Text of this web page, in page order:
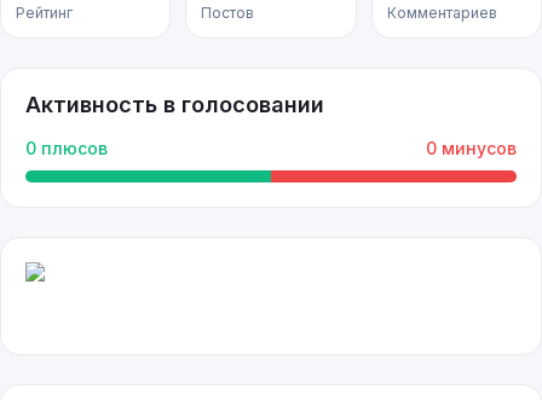
Рейтинг Постов Комментариев
Активность в голосовании
0 плюсов 0 минусов